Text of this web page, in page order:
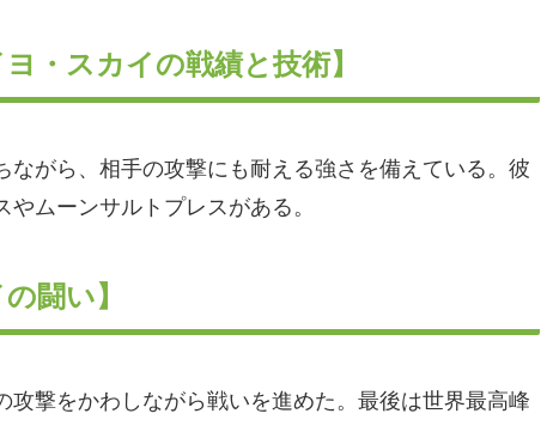
・スカイの戦績と技術】
がら、相手の攻撃にも耐える強さを備えている。彼
ムーンサルトプレスがある。
闘い】
撃をかわしながら戦いを進めた。最後は世界最高峰